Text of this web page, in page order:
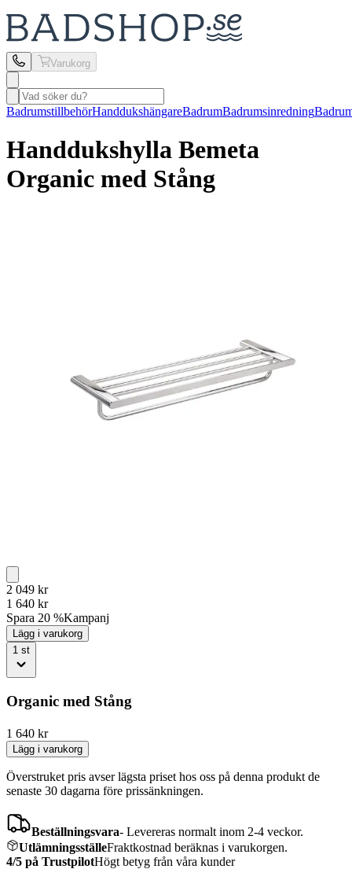
Varukorg
BadrumstillbehörHanddukshängareBadrumBadrumsinredning
Handdukshylla Bemeta
Organic med Stång
2 049 kr
1 640 kr
Spara 20 %Kampanj
Lägg i varukorg
1 st
Organic med Stång
1 640 kr
Lägg i varukorg
Överstruket pris avser lägsta priset hos oss på denna produkt de
senaste 30 dagarna före prissänkningen.
Beställningsvara- Levereras normalt inom 2-4 veckor.
UtlämningsställeFraktkostnad beräknas i varukorgen.
4/5 på TrustpilotHögt betyg från våra kunder